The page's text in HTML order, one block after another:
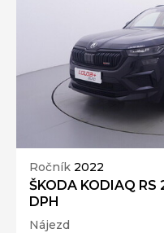
Ročník 2022
ŠKODA KODIAQ
DPH
Nájezd